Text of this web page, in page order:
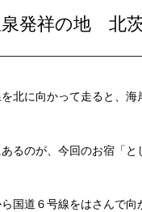
発祥の地 北
北に向かって走ると、海
るのが、今回のお宿「と
国道６号線をはさんで